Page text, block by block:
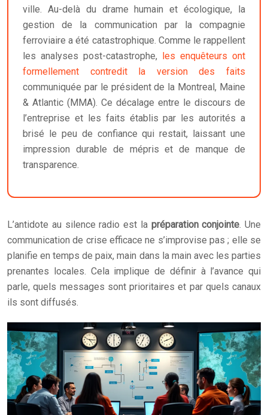
ville. Au-delà du drame humain et écologique, la
gestion de la communication par la compagnie
ferroviaire a été catastrophique. Comme le rappellent
les analyses post-catastrophe, les enquêteurs ont
formellement contredit la version des faits
communiquée par le président de la Montreal, Maine
& Atlantic (MMA). Ce décalage entre le discours de
l’entreprise et les faits établis par les autorités a
brisé le peu de confiance qui restait, laissant une
impression durable de mépris et de manque de
transparence.
L’antidote au silence radio est la préparation conjointe. Une
communication de crise efficace ne s’improvise pas ; elle se
planifie en temps de paix, main dans la main avec les parties
prenantes locales. Cela implique de définir à l’avance qui
parle, quels messages sont prioritaires et par quels canaux
ils sont diffusés.